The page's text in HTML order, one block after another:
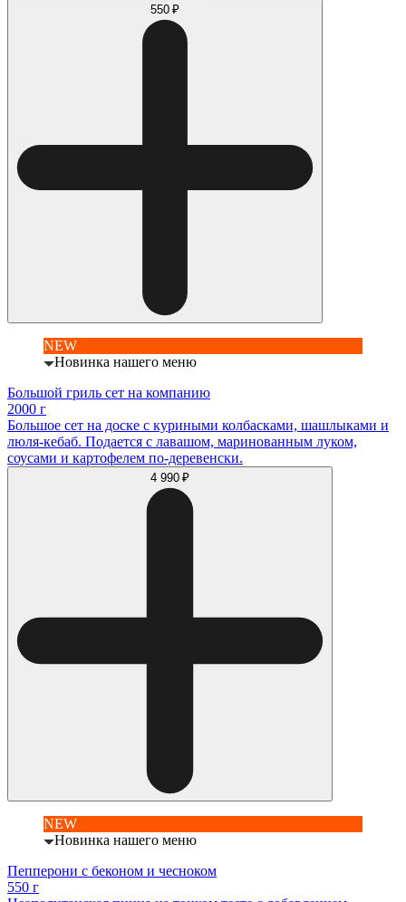
550 ₽
NEW
Новинка нашего меню
Большой гриль сет на компанию
2000 г
Большое сет на доске с куриными колбасками, шашлыками и
люля-кебаб. Подается с лавашом, маринованным луком,
соусами и картофелем по-деревенски.
4 990 ₽
NEW
Новинка нашего меню
Пепперони с беконом и чесноком
550 г